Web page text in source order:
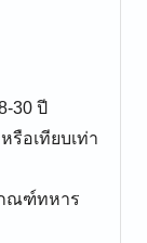
30 ปี
รือเทียบเท่า
กณฑ์ทหาร